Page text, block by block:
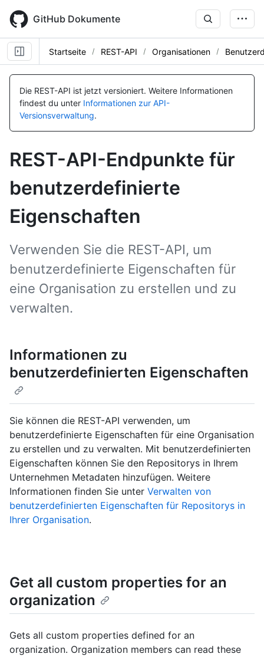
main
content
GitHub Dokumente
Startseite REST-API Organisationen
Die REST-API ist jetzt versioniert. Weitere Informationen
findest du unter Informationen zur API-
Versionsverwaltung.
REST-API-Endpunkte für
benutzerdefinierte
Eigenschaften
Verwenden Sie die REST-API, um
benutzerdefinierte Eigenschaften für
eine Organisation zu erstellen und zu
verwalten.
Informationen zu
benutzerdefinierten Eigenschaften
Sie können die REST-API verwenden, um
benutzerdefinierte Eigenschaften für eine Organisation
zu erstellen und zu verwalten. Mit benutzerdefinierten
Eigenschaften können Sie den Repositorys in Ihrem
Unternehmen Metadaten hinzufügen. Weitere
Informationen finden Sie unter Verwalten von
benutzerdefinierten Eigenschaften für Repositorys in
Ihrer Organisation.
Get all custom properties for an
organization
Gets all custom properties defined for an
organization. Organization members can read these
Name, Typ,
BESCHREIBUNG
Name, Typ,
BESCHREIBUNG
Name, Typ,
BESCHREIBUNG
Name, Typ,
BESCHREIBUNG
Name, Typ,
BESCHREIBUNG
Name, Typ,
BESCHREIBUNG
Name, Typ,
BESCHREIBUNG
Name, Typ,
BESCHREIBUNG
Name, Typ,
BESCHREIBUNG
Name, Typ,
BESCHREIBUNG
Name, Typ,
BESCHREIBUNG
Name, Typ,
BESCHREIBUNG
Name, Typ,
BESCHREIBUNG
Name, Typ,
BESCHREIBUNG
Name, Typ,
BESCHREIBUNG
Name, Typ,
BESCHREIBUNG
Name, Typ,
BESCHREIBUNG
Name, Typ,
BESCHREIBUNG